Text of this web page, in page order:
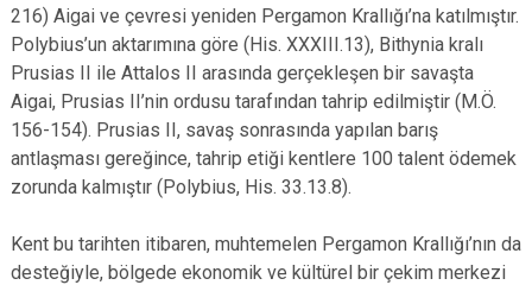
216) Aigai ve çevresi yeniden Pergamon Krallığı’na katılmıştır.
Polybius’un aktarımına göre (His. XXXIII.13), Bithynia kralı
Prusias II ile Attalos II arasında gerçekleşen bir savaşta
Aigai, Prusias II’nin ordusu tarafından tahrip edilmiştir (M.Ö.
156-154). Prusias II, savaş sonrasında yapılan barış
antlaşması gereğince, tahrip etiği kentlere 100 talent ödemek
zorunda kalmıştır (Polybius, His. 33.13.8).
Kent bu tarihten itibaren, muhtemelen Pergamon Krallığı’nın da
desteğiyle, bölgede ekonomik ve kültürel bir çekim merkezi